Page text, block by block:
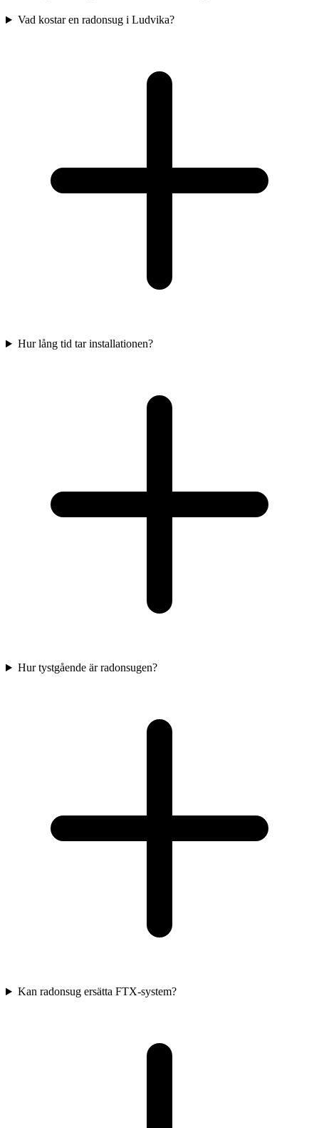
Vad kostar en radonsug i Ludvika?
Hur lång tid tar installationen?
Hur tystgående är radonsugen?
Kan radonsug ersätta FTX-system?